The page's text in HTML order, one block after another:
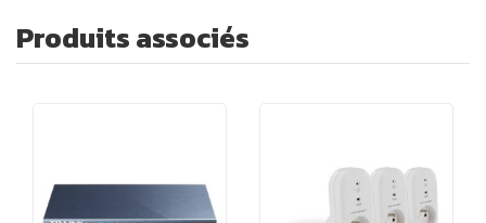
cette source de pollution chez vous pour qu'elle devienne
plus "raisonnable", même sinous préconisons plutôt
cette housse permet également de réduire les impacts
d'autres sources comme les box TV ou Canal+.
Produits associés